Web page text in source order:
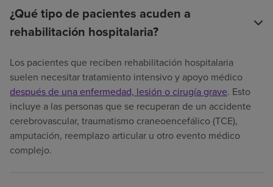
¿Qué tipo de pacientes acuden a
rehabilitación hospitalaria?
Los pacientes que reciben rehabilitación hospitalaria
suelen necesitar tratamiento intensivo y apoyo médico
después de una enfermedad, lesión o cirugía grave. Esto
incluye a las personas que se recuperan de un accidente
cerebrovascular, traumatismo craneoencefálico (TCE),
amputación, reemplazo articular u otro evento médico
complejo.